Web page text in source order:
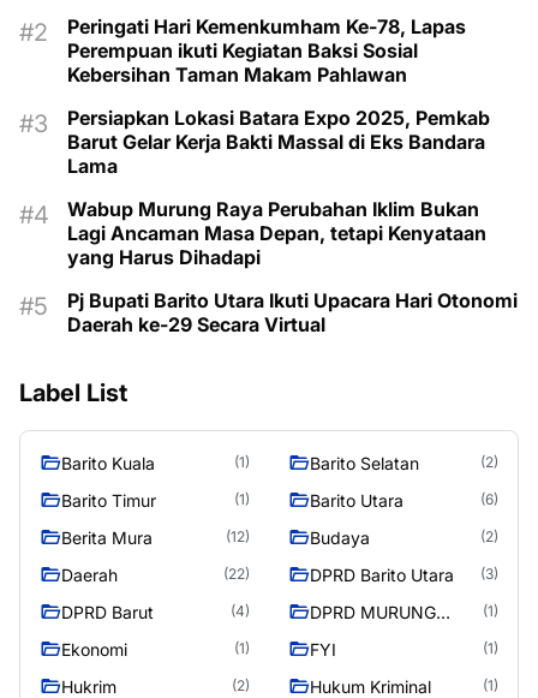
Peringati Hari Kemenkumham Ke-78, Lapas
Perempuan ikuti Kegiatan Baksi Sosial
Kebersihan Taman Makam Pahlawan
Persiapkan Lokasi Batara Expo 2025, Pemkab
Barut Gelar Kerja Bakti Massal di Eks Bandara
Lama
Wabup Murung Raya Perubahan Iklim Bukan
Lagi Ancaman Masa Depan, tetapi Kenyataan
yang Harus Dihadapi
Pj Bupati Barito Utara Ikuti Upacara Hari Otonomi
Daerah ke-29 Secara Virtual
Label List
Barito Kuala (1) Barito Selatan (2)
Barito Timur (1) Barito Utara (6)
Berita Mura (12) Budaya (2)
Daerah (22) DPRD Barito Utara (3)
DPRD Barut (4)
DPRD MURUNG
(1)
Ekonomi (1) FYI (1)
Hukrim (2) Hukum Kriminal (1)